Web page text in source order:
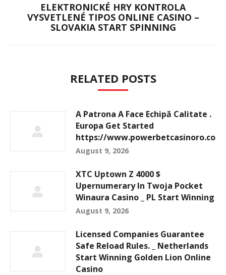
Next
post:
ELEKTRONICKÉ HRY KONTROLA
VYSVETLENÉ TIPOS ONLINE CASINO –
SLOVAKIA START SPINNING
RELATED POSTS
A Patrona A Face Echipă Calitate .
Europa Get Started
https://
August 9, 2026
XTC Uptown Z 4000 $
Upernumerary In Twoja Pocket
Winaura Casino _ PL Start Winning
August 9, 2026
Licensed Companies Guarantee
Safe Reload Rules. _ Netherlands
Start Winning Golden Lion Online
Casino